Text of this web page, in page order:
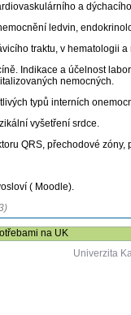
a
ledvin,
traktu, v hematologii a
Indikace a účelnost
nemocných.
typů interních
vyšetření srdce.
QRS, přechodové
( Moodle).
na UK
Univerzita